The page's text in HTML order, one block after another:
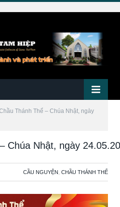
Thánh Thể – Chúa Nhật, ngày
Chúa Nhật, ngày
CẦU NGUYỆN CHẦU THÁNH THỂ